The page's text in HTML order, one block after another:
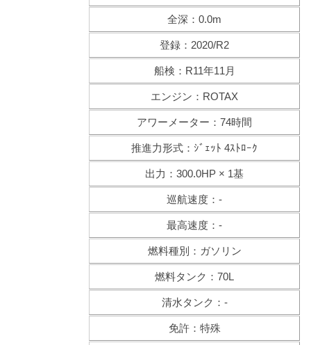
全深：0.0m
登録：2020/R2
船検：R11年11月
エンジン：ROTAX
アワーメーター：74時間
推進力形式：ｼﾞｪｯﾄ 4ｽﾄﾛｰｸ
出力：300.0HP × 1基
巡航速度：-
最高速度：-
燃料種別：ガソリン
燃料タンク：70L
清水タンク：-
免許：特殊